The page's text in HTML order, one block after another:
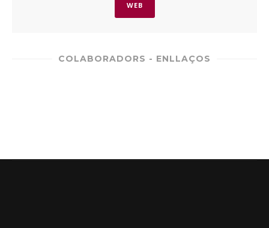
WEB
COLABORADORS - ENLLAÇOS